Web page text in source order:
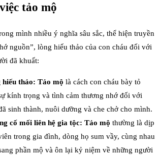
tảo mộ
mình nhiều ý nghĩa sâu sắc, thể hiện truyền
nguồn”, lòng hiếu thảo của con cháu đối với
đã khuất:
hiếu thảo: Tảo mộ là cách con cháu bày tỏ
kính trọng và tình cảm thương nhớ đối với
sinh thành, nuôi dưỡng và che chở cho mình.
cố mối liên hệ gia tộc: Tảo mộ thường là dịp
trong gia đình, dòng họ sum vầy, cùng nhau
phần mộ và ôn lại kỷ niệm về những người